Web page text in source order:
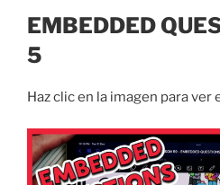
EMBEDDED
5
Haz clic en la imagen para ver